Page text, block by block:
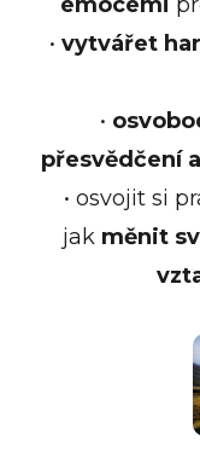
• vytvářet
•
přesvědčení
• osvojit si
jak měnit